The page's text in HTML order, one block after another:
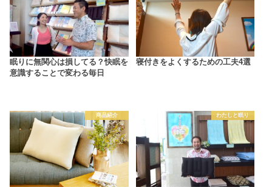
眠りに無関心は損してる？快眠を
意識することで変わる毎日
寝付きをよくするための工夫4選
商品紹介 わたしと眠り